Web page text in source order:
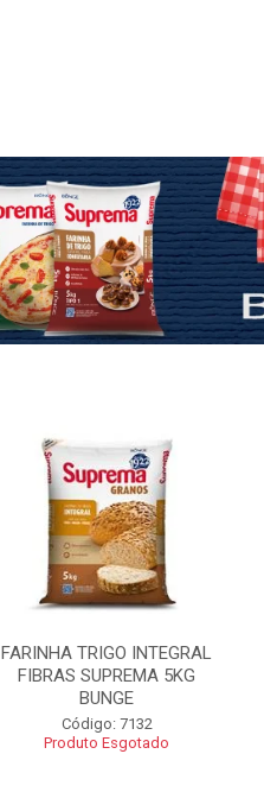
FARINHA TRIGO INTEGRAL
FIBRAS SUPREMA 5KG
BUNGE
Código: 7132
Produto Esgotado